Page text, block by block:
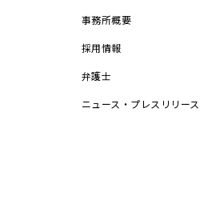
事務所概要
採用情報
弁護士
ニュース・プレスリリース